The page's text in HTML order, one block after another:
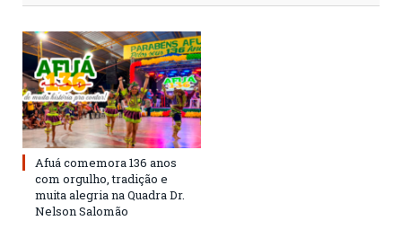
Afuá comemora 136 anos
com orgulho, tradição e
muita alegria na Quadra Dr.
Nelson Salomão